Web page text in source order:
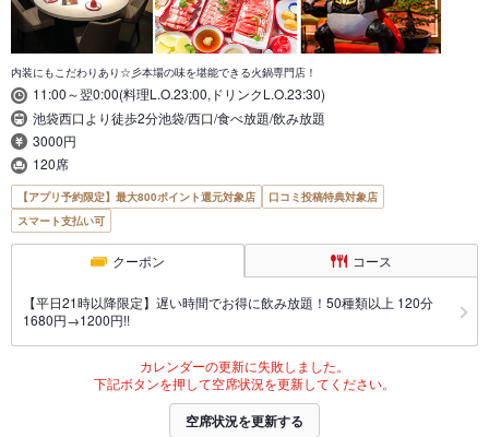
内装にもこだわりあり☆彡本場の味を堪能できる火鍋専門店！
11:00～翌0:00(料理L.O.23:00,ドリンクL.O.23:30)
池袋西口より徒歩2分池袋/西口/食べ放題/飲み放題
3000円
120席
【アプリ予約限定】最大800ポイント還元対象店
口コミ投稿特典対象店
スマート支払い可
クーポン コース
【平日21時以降限定】遅い時間でお得に飲み放題！50種類以上 120分
1680円→1200円!!
カレンダーの更新に失敗しました。
下記ボタンを押して空席状況を更新してください。
空席状況を更新する